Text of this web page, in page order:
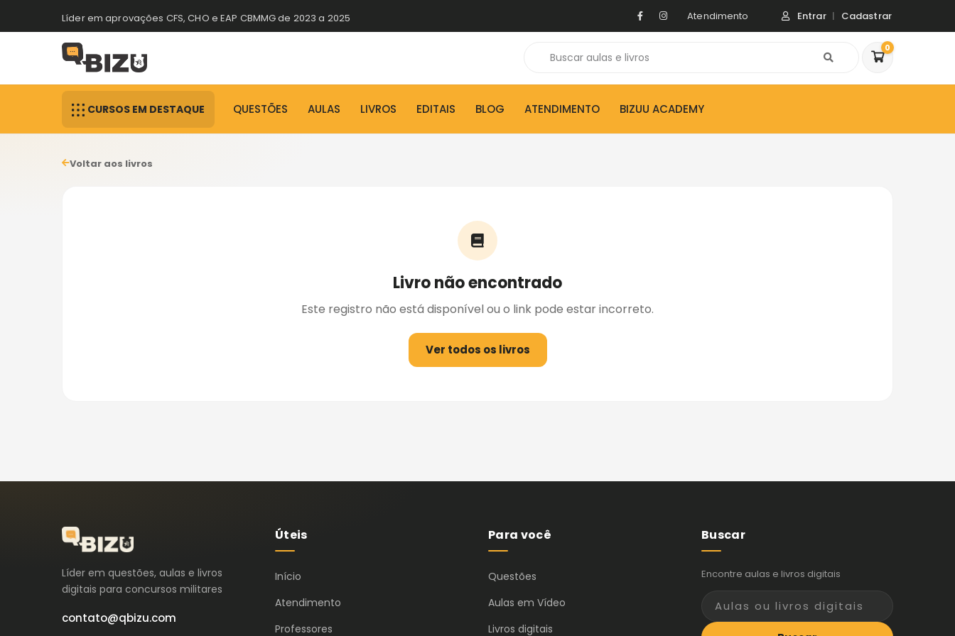
1º lugar CFS CBMMG e 1º lugar CHO CBMMG
Líder em aprovações CFS, CHO e EAP CBMMG de 2023 a 2025 Atendimento Entrar Cadastrar
0
CURSOS EM DESTAQUE QUESTÕES AULAS LIVROS EDITAIS BLOG ATENDIMENTO BIZUU ACADEMY
Voltar aos livros
Livro não encontrado
Este registro não está disponível ou o link pode estar incorreto.
Ver todos os livros
Líder em questões, aulas e livros
digitais para concursos militares
contato@qbizu.com
Úteis
Início
Atendimento
Professores
Para você
Questões
Aulas em Vídeo
Livros digitais
Buscar
Encontre aulas e livros digitais